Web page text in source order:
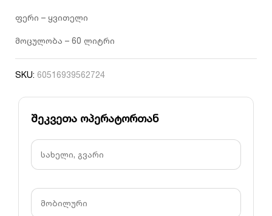
ფერი – ყვითელი
მოცულობა – 60 ლიტრი
SKU: 60516939562724
შეკვეთა ოპერატორთან